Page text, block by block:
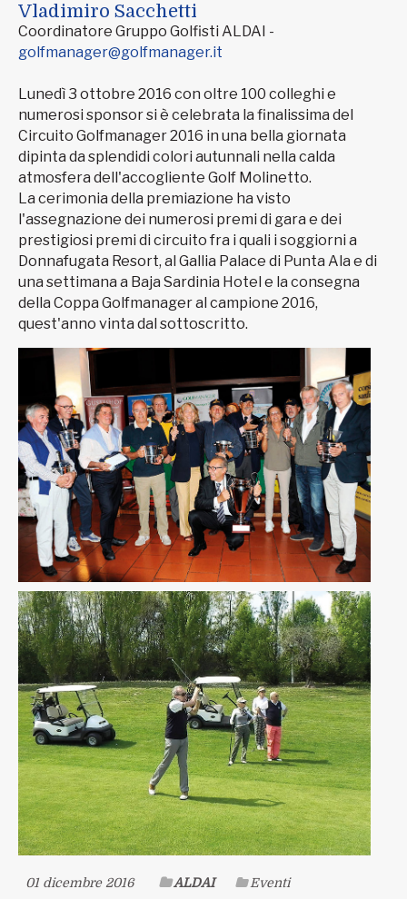
Vladimiro Sacchetti
Coordinatore Gruppo Golfisti ALDAI -
golfmanager@golfmanager.it
Lunedì 3 ottobre 2016 con oltre 100 colleghi e
numerosi sponsor si è celebrata la finalissima del
Circuito Golfmanager 2016 in una bella giornata
dipinta da splendidi colori autunnali nella calda
atmosfera dell'accogliente Golf Molinetto.
La cerimonia della premiazione ha visto
l'assegnazione dei numerosi premi di gara e dei
prestigiosi premi di circuito fra i quali i soggiorni a
Donnafugata Resort, al Gallia Palace di Punta Ala e di
una settimana a Baja Sardinia Hotel e la consegna
della Coppa Golfmanager al campione 2016,
quest'anno vinta dal sottoscritto.
01 dicembre 2016 ALDAI Eventi